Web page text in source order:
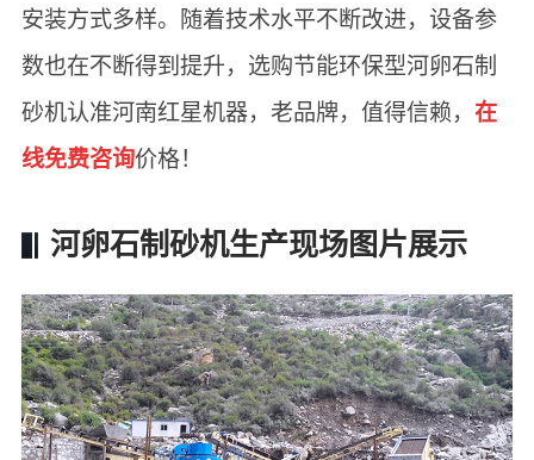
安装方式多样。随着技术水平不断改进，设备参
数也在不断得到提升，选购节能环保型河卵石制
砂机认准河南红星机器，老品牌，值得信赖， 在
线免费咨询价格！
河卵石制砂机生产现场图片展示